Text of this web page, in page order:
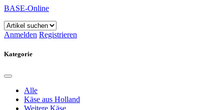
BASE-Online
Anmelden Registrieren
Kategorie
Alle
Käse aus Holland